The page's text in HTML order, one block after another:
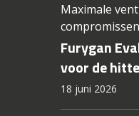
Maximale
compromissen
Furygan
voor de hitte
18 juni 2026